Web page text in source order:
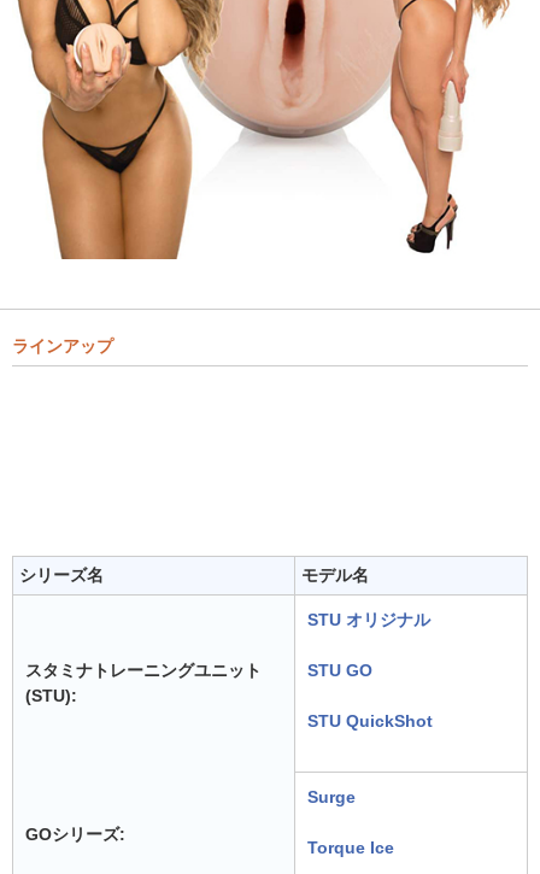
ラインアップ
シリーズ名 モデル名
スタミナトレーニングユニット
(STU):
STU オリジナル
STU GO
STU QuickShot
GOシリーズ:
Surge
Torque Ice